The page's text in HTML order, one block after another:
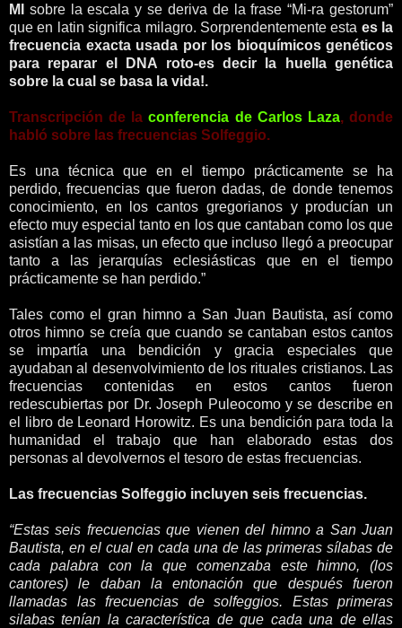
MI
sobre la escala y se deriva de la frase “Mi-ra gestorum”
que en latin significa milagro. Sorprendentemente esta es la
frecuencia exacta usada por los bioquímicos genéticos
para reparar el DNA roto-es decir la huella genética
sobre la cual se basa la vida!.
Transcripción de laconferencia de Carlos Laza, donde
habló sobre las frecuencias Solfeggio.
Es una técnica que en el tiempo prácticamente se ha
perdido, frecuencias que fueron dadas, de donde tenemos
conocimiento, en los cantos gregorianos y producían un
efecto muy especial tanto en los que cantaban como los que
asistían a las misas, un efecto que incluso llegó a preocupar
tanto a las jerarquías eclesiásticas que en el tiempo
prácticamente se han perdido.”
Tales como el gran himno a San Juan Bautista, así como
otros himno se creía que cuando se cantaban estos cantos
se impartía una bendición y gracia especiales que
ayudaban al desenvolvimiento de los rituales cristianos. Las
frecuencias contenidas en estos cantos fueron
redescubiertas por Dr. Joseph Puleocomo y se describe en
el libro de Leonard Horowitz. Es una bendición para toda la
humanidad el trabajo que han elaborado estas dos
personas al devolvernos el tesoro de estas frecuencias.
Las frecuencias Solfeggio incluyen seis frecuencias.
“Estas seis frecuencias que vienen del himno a San Juan
Bautista, en el cual en cada una de las primeras sílabas de
cada palabra con la que comenzaba este himno, (los
cantores) le daban la entonación que después fueron
llamadas las frecuencias de solfeggios. Estas primeras
silabas tenían la característica de que cada una de ellas